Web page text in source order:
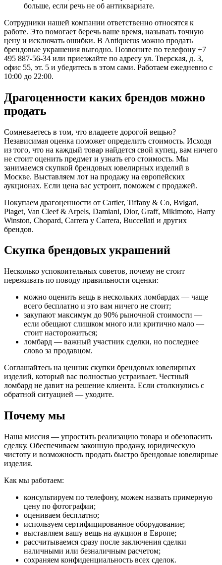
больше, если речь не об антиквариате.
Сотрудники нашей компании ответственно относятся к
работе. Это помогает беречь ваше время, называть точную
цену и исключать ошибки. В Antiquerus можно продать
брендовые украшения выгодно. Позвоните по телефону +7
495 887-56-34 или приезжайте по адресу ул. Тверская, д. 3,
офис 55, эт. 5 и убедитесь в этом сами. Работаем ежедневно с
10:00 до 22:00.
Драгоценности каких брендов можно
продать
Сомневаетесь в том, что владеете дорогой вещью?
Независимая оценка поможет определить стоимость. Исходя
из того, что на каждый товар найдется свой купец, вам ничего
не стоит оценить предмет и узнать его стоимость. Мы
занимаемся скупкой брендовых ювелирных изделий в
Москве. Выставляем лот на продажу на европейских
аукционах. Если цена вас устроит, поможем с продажей.
Покупаем драгоценности от Cartier, Tiffany & Co, Bvlgari,
Piaget, Van Cleef & Arpels, Damiani, Dior, Graff, Mikimoto, Harry
Winston, Chopard, Carrera y Carrera, Buccellati и других
брендов.
Скупка брендовых украшений
Несколько успокоительных советов, почему не стоит
переживать по поводу правильности оценки:
можно оценить вещь в нескольких ломбардах — чаще
всего бесплатно и это вам ничего не стоит;
закупают максимум до 90% рыночной стоимости —
если обещают слишком много или критично мало —
стоит насторожиться;
ломбард — важный участник сделки, но последнее
слово за продавцом.
Соглашайтесь на ценник скупки брендовых ювелирных
изделий, который вас полностью устраивает. Честный
ломбард не давит на решение клиента. Если столкнулись с
обратной ситуацией — уходите.
Почему мы
Наша миссия — упростить реализацию товара и обезопасить
сделку. Обеспечиваем законную продажу, юридическую
чистоту и возможность продать быстро брендовые ювелирные
изделия.
Как мы работаем:
консультируем по телефону, можем назвать примерную
цену по фотографии;
оцениваем бесплатно;
используем сертифицированное оборудование;
выставляем вашу вещь на аукцион в Европе;
рассчитываемся сразу после заключения сделки
наличными или безналичным расчетом;
сохраняем конфиденциальность всех сделок.